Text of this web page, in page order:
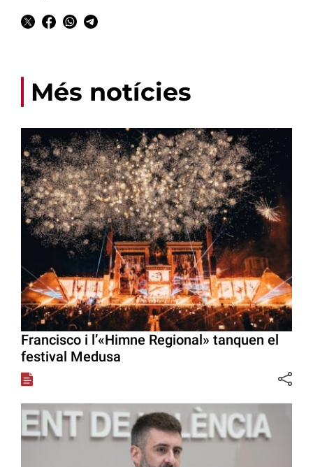
Més notícies
Francisco i l’«Himne Regional» tanquen el
festival Medusa